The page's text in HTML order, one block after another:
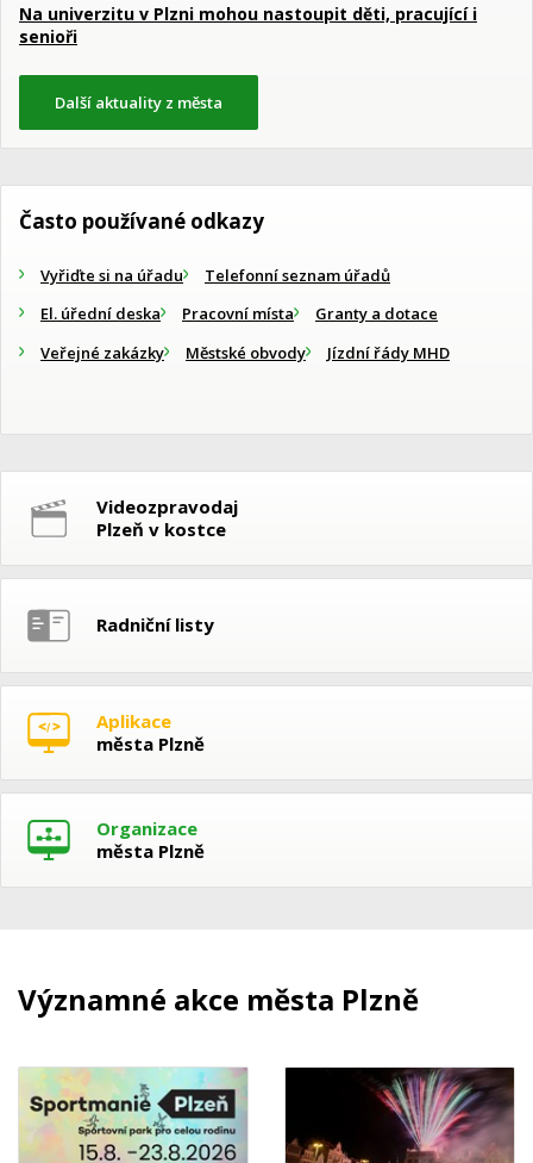
Na univerzitu v Plzni mohou nastoupit děti, pracující i
senioři
Další aktuality z města
Často používané odkazy
Vyřiďte si na úřadu
Telefonní seznam úřadů
El. úřední deska
Pracovní místa
Granty a dotace
Veřejné zakázky
Městské obvody Jízdní řády MHD
Videozpravodaj
Plzeň v kostce
Radniční listy
Aplikace
města Plzně
Organizace
města Plzně
Významné akce města Plzně